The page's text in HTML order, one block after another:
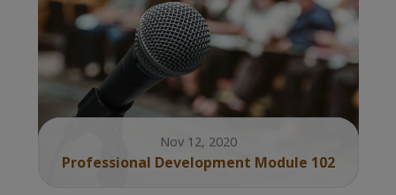
Nov 12, 2020
Professional Development Module 102